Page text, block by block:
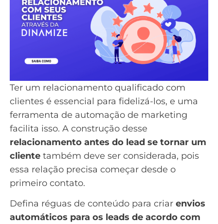
Ter um relacionamento qualificado com
clientes é essencial para fidelizá-los, e uma
ferramenta de automação de marketing
facilita isso. A construção desse
relacionamento antes do lead se tornar um
cliente também deve ser considerada, pois
essa relação precisa começar desde o
primeiro contato.
Defina réguas de conteúdo para criar envios
automáticos para os leads de acordo com